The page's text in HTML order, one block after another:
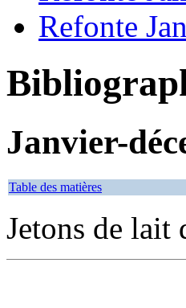
Refonte
Janvier-
Table des matières
Jetons de lait